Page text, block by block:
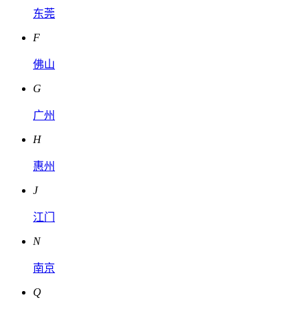
东莞
F
佛山
G
广州
H
惠州
J
江门
N
南京
Q